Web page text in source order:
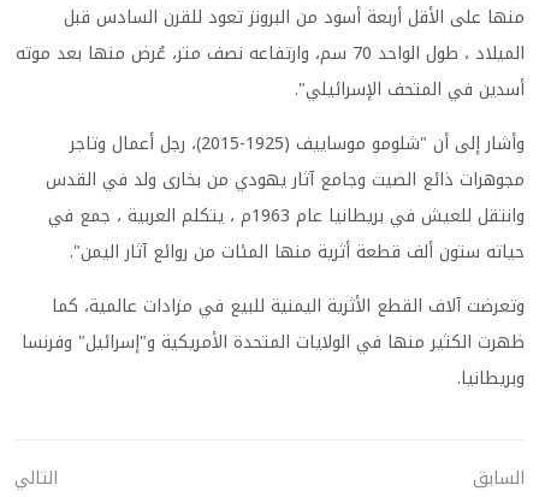
منها على الأقل أربعة أسود من البرونز تعود للقرن السادس قبل
الميلاد ، طول الواحد 70 سم، وارتفاعه نصف متر، عُرض منها بعد موته
أسدين في المتحف الإسرائيلي".
وأشار إلى أن "شلومو موساييف (1925-2015)، رجل أعمال وتاجر
مجوهرات ذائع الصيت وجامع آثار يهودي من بخارى ولد في القدس
وانتقل للعيش في بريطانيا عام 1963م ، يتكلم العربية ، جمع في
حياته ستون ألف قطعة أثرية منها المئات من روائع آثار اليمن".
وتعرضت آلاف القطع الأثرية اليمنية للبيع في مزادات عالمية، كما
ظهرت الكثير منها في الولايات المتحدة الأمريكية و"إسرائيل" وفرنسا
وبريطانيا.
السابق
التالي